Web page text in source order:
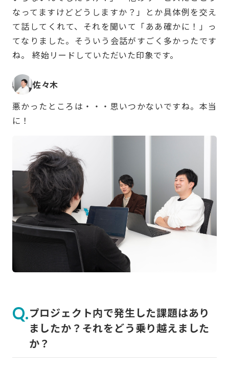
なってますけどどうしますか？」とか具体例を交え
て話してくれて、それを聞いて「ああ確かに！」っ
てなりました。そういう会話がすごく多かったです
ね。 終始リードしていただいた印象です。
佐々木
悪かったところは・・・思いつかないですね。本当
に！
プロジェクト内で発生した課題はあり
ましたか？それをどう乗り越えました
か？